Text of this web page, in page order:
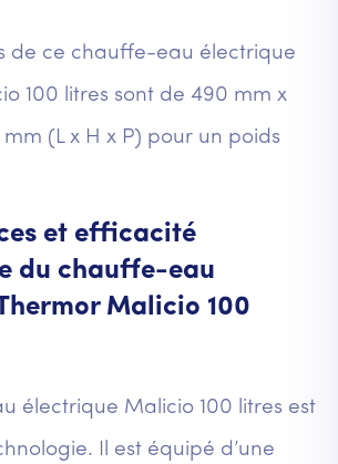
de ce chauffe-eau électrique
100 litres sont de 490 mm x
(L x H x P) pour un poids
et efficacité
du chauffe-eau
Malicio 100
électrique Malicio 100 litres est
Il est équipé d’une